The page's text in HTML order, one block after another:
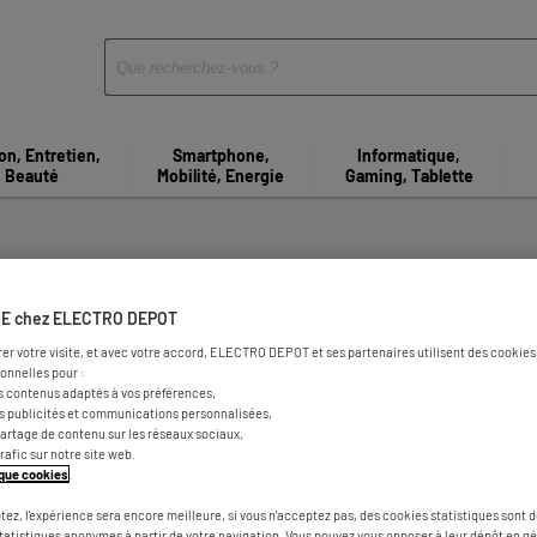
Entretien,
Beauté
Smartphone,
Mobilité, Energie
Informatique,
Gaming, Tablette
d'électroménager à
chez ELECTRO DEPOT
votre visite, et avec votre accord, ELECTRO DEPOT et ses partenaires utilisent des
pour :
contenus adaptés à vos préférences,
publicités et communications personnalisées,
de contenu sur les réseaux sociaux,
sur notre site web.
cookies
l'expérience sera encore meilleure, si vous n'acceptez pas, des cookies statistiques sont